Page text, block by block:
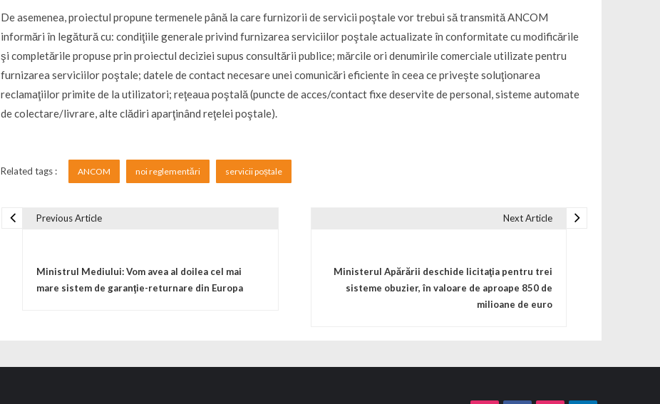
De asemenea, proiectul propune termenele până la care furnizorii de servicii poştale vor trebui să transmită ANCOM
informări în legătură cu: condiţiile generale privind furnizarea serviciilor poştale actualizate în conformitate cu modificările
şi completările propuse prin proiectul deciziei supus consultării publice; mărcile ori denumirile comerciale utilizate pentru
furnizarea serviciilor poştale; datele de contact necesare unei comunicări eficiente în ceea ce priveşte soluţionarea
reclamaţiilor primite de la utilizatori; reţeaua poştală (puncte de acces/contact fixe deservite de personal, sisteme automate
de colectare/livrare, alte clădiri aparţinând reţelei poştale).
Related tags : ANCOM noi reglementări servicii poștale
Previous Article
Ministrul Mediului: Vom avea al doilea cel mai
mare sistem de garanţie-returnare din Europa
Next Article
Ministerul Apărării deschide licitaţia pentru trei
sisteme obuzier, în valoare de aproape 850 de
milioane de euro